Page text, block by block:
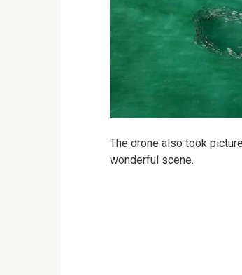
The drone also took
wonderful scene.